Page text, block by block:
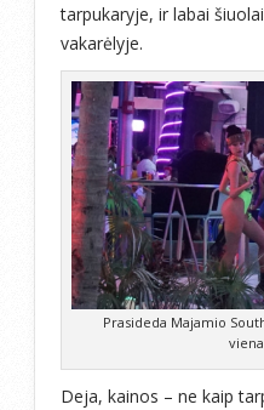
tarpukaryje, ir labai
vakarėlyje.
Prasideda Majamio
Deja, kainos – ne kaip